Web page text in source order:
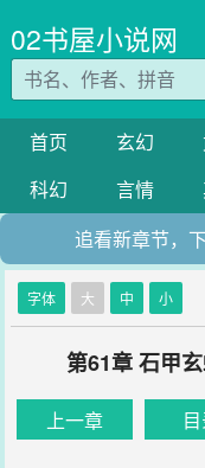
02书屋小说网
首页 玄幻
科幻
言情
追看新章节，
字体 大 中 小
第61章 石甲
上一章